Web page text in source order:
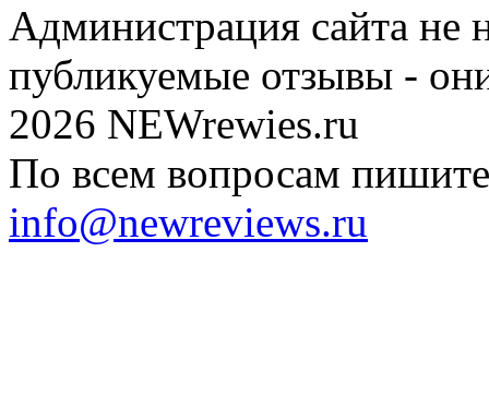
Администрация сайта не
публикуемые отзывы -
2026 NEWrewies.ru
По всем вопросам
info@newreviews.ru